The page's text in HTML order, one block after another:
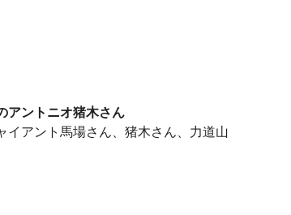
アントニオ猪木さん
イアント馬場さん、猪木さん、力道山